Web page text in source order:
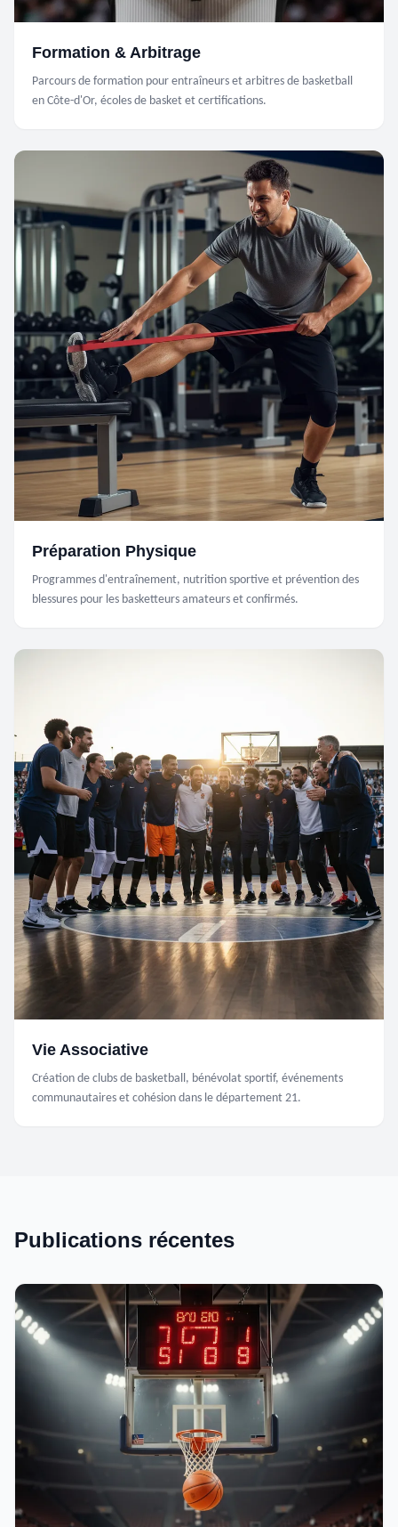
Formation & Arbitrage
Parcours de formation pour entraîneurs et arbitres de basketball
en Côte-d'Or, écoles de basket et certifications.
Préparation Physique
Programmes d'entraînement, nutrition sportive et prévention des
blessures pour les basketteurs amateurs et confirmés.
Vie Associative
Création de clubs de basketball, bénévolat sportif, événements
communautaires et cohésion dans le département 21.
Publications récentes